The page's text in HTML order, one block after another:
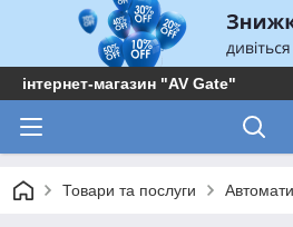
інтернет-магазин "AV Gate"
Товари та послуги